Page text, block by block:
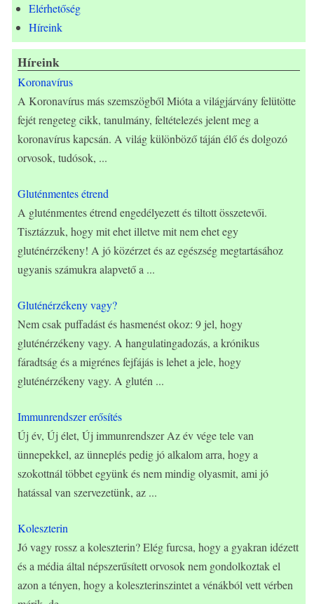
Elérhetőség
Híreink
Híreink
Koronavírus
A Koronavírus más szemszögből Mióta a világjárvány felütötte
fejét rengeteg cikk, tanulmány, feltételezés jelent meg a
koronavírus kapcsán. A világ különböző táján élő és dolgozó
orvosok, tudósok, ...
Gluténmentes étrend
A gluténmentes étrend engedélyezett és tiltott összetevői.
Tisztázzuk, hogy mit ehet illetve mit nem ehet egy
gluténérzékeny! A jó közérzet és az egészség megtartásához
ugyanis számukra alapvető a ...
Gluténérzékeny vagy?
Nem csak puffadást és hasmenést okoz: 9 jel, hogy
gluténérzékeny vagy. A hangulatingadozás, a krónikus
fáradtság és a migrénes fejfájás is lehet a jele, hogy
gluténérzékeny vagy. A glutén ...
Immunrendszer erősítés
Új év, Új élet, Új immunrendszer Az év vége tele van
ünnepekkel, az ünneplés pedig jó alkalom arra, hogy a
szokottnál többet együnk és nem mindig olyasmit, ami jó
hatással van szervezetünk, az ...
Koleszterin
Jó vagy rossz a koleszterin? Elég furcsa, hogy a gyakran idézett
és a média által népszerűsített orvosok nem gondolkoztak el
azon a tényen, hogy a koleszterinszintet a vénákból vett vérben